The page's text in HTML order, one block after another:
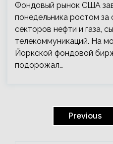
Фондовый рынок США
понедельника ростом за
секторов нефти и газа,
телекоммуникаций. На
Йоркской фондовой
подорожал…
Previous